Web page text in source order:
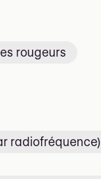
rougeurs
radiofréquence)